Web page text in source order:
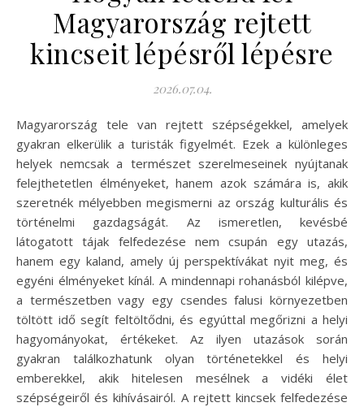
Magyarország rejtett
kincseit lépésről lépésre
2026.07.04.
Magyarország tele van rejtett szépségekkel, amelyek
gyakran elkerülik a turisták figyelmét. Ezek a különleges
helyek nemcsak a természet szerelmeseinek nyújtanak
felejthetetlen élményeket, hanem azok számára is, akik
szeretnék mélyebben megismerni az ország kulturális és
történelmi gazdagságát. Az ismeretlen, kevésbé
látogatott tájak felfedezése nem csupán egy utazás,
hanem egy kaland, amely új perspektívákat nyit meg, és
egyéni élményeket kínál. A mindennapi rohanásból kilépve,
a természetben vagy egy csendes falusi környezetben
töltött idő segít feltöltődni, és egyúttal megőrizni a helyi
hagyományokat, értékeket. Az ilyen utazások során
gyakran találkozhatunk olyan történetekkel és helyi
emberekkel, akik hitelesen mesélnek a vidéki élet
szépségeiről és kihívásairól. A rejtett kincsek felfedezése